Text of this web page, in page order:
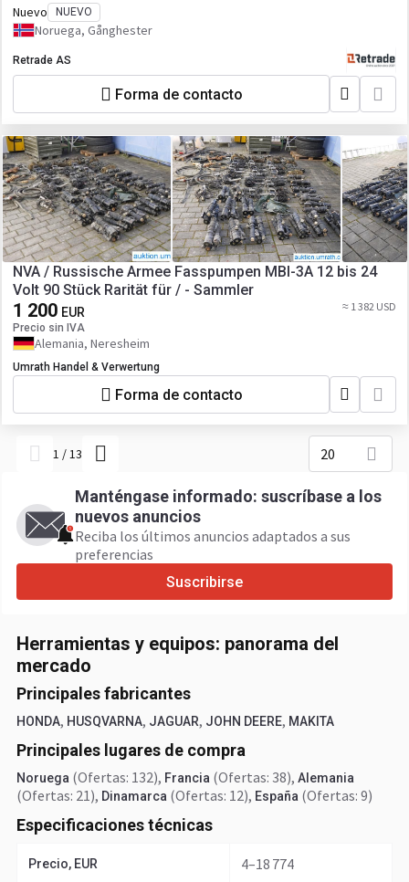
Nuevo NUEVO
Noruega, Gånghester
Retrade AS
Forma de contacto
NVA / Russische Armee Fasspumpen MBI-3A 12 bis 24
Volt 90 Stück Rarität für / - Sammler
1 200 EUR
Precio sin IVA
≈ 1 382 USD
Alemania, Neresheim
Umrath Handel & Verwertung
Forma de contacto
1 /13 20
Manténgase informado: suscríbase a los
nuevos anuncios
Reciba los últimos anuncios adaptados a sus
preferencias
Suscribirse
Herramientas y equipos: panorama del
mercado
Principales fabricantes
HONDA, HUSQVARNA, JAGUAR, JOHN DEERE, MAKITA
Principales lugares de compra
Noruega (Ofertas: 132), Francia (Ofertas: 38), Alemania
(Ofertas: 21), Dinamarca (Ofertas: 12), España (Ofertas: 9)
Especificaciones técnicas
Precio, EUR 4–18 774